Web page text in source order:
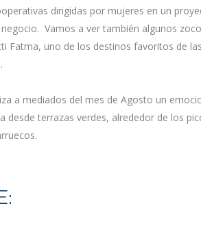
dirigidas por mujeres en un
Vamos a ver también algunos
Fatma, uno de los destinos favoritos de
a mediados del mes de Agosto un
terrazas verdes, alrededor de los